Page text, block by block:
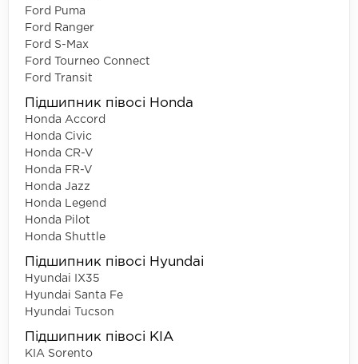
Ford Puma
Ford Ranger
Ford S-Max
Ford Tourneo Connect
Ford Transit
Підшипник півосі Honda
Honda Accord
Honda Civic
Honda CR-V
Honda FR-V
Honda Jazz
Honda Legend
Honda Pilot
Honda Shuttle
Підшипник півосі Hyundai
Hyundai IX35
Hyundai Santa Fe
Hyundai Tucson
Підшипник півосі KIA
KIA Sorento